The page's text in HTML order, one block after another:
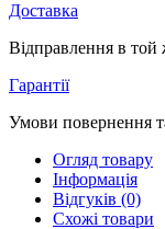
Доставка
Відправлення в той
Гарантії
Умови повернення
Огляд товару
Інформація
Відгуків (0)
Схожі товари